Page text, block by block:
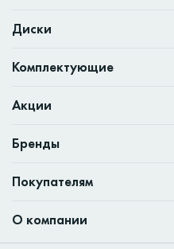
Диски
Комплектующие
Акции
Бренды
Покупателям
О компании